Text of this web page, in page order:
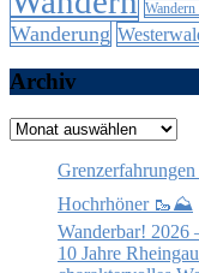
Wanderung
Archiv
Archiv
Hochrhöner 🥾⛰️
Wanderbar! 2026
10 Jahre